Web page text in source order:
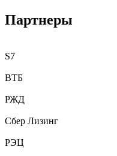
Партнеры
S7
ВТБ
РЖД
Сбер Лизинг
РЭЦ